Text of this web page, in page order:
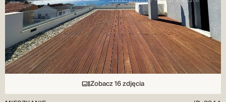
Zobacz 16 zdjęcia